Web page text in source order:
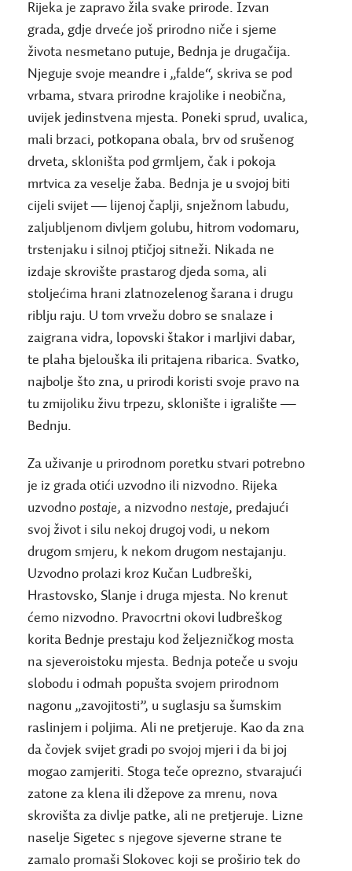
Rijeka je zapravo žila svake prirode. Izvan
grada, gdje drveće još prirodno niče i sjeme
života nesmetano putuje, Bednja je drugačija.
Njeguje svoje meandre i „falde“, skriva se pod
vrbama, stvara prirodne krajolike i neobična,
uvijek jedinstvena mjesta. Poneki sprud, uvalica,
mali brzaci, potkopana obala, brv od srušenog
drveta, skloništa pod grmljem, čak i pokoja
mrtvica za veselje žaba. Bednja je u svojoj biti
cijeli svijet — lijenoj čaplji, snježnom labudu,
zaljubljenom divljem golubu, hitrom vodomaru,
trstenjaku i silnoj ptičjoj sitneži. Nikada ne
izdaje skrovište prastarog djeda soma, ali
stoljećima hrani zlatnozelenog šarana i drugu
riblju raju. U tom vrvežu dobro se snalaze i
zaigrana vidra, lopovski štakor i marljivi dabar,
te plaha bjelouška ili pritajena ribarica. Svatko,
najbolje što zna, u prirodi koristi svoje pravo na
tu zmijoliku živu trpezu, sklonište i igralište —
Bednju.
Za uživanje u prirodnom poretku stvari potrebno
je iz grada otići uzvodno ili nizvodno. Rijeka
uzvodno postaje, a nizvodno nestaje, predajući
svoj život i silu nekoj drugoj vodi, u nekom
drugom smjeru, k nekom drugom nestajanju.
Uzvodno prolazi kroz Kučan Ludbreški,
Hrastovsko, Slanje i druga mjesta. No krenut
ćemo nizvodno. Pravocrtni okovi ludbreškog
korita Bednje prestaju kod željezničkog mosta
na sjeveroistoku mjesta. Bednja poteče u svoju
slobodu i odmah popušta svojem prirodnom
nagonu „zavojitosti”, u suglasju sa šumskim
raslinjem i poljima. Ali ne pretjeruje. Kao da zna
da čovjek svijet gradi po svojoj mjeri i da bi joj
mogao zamjeriti. Stoga teče oprezno, stvarajući
zatone za klena ili džepove za mrenu, nova
skrovišta za divlje patke, ali ne pretjeruje. Lizne
naselje Sigetec s njegove sjeverne strane te
zamalo promaši Slokovec koji se proširio tek do